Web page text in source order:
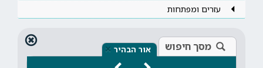
עזרים ומפתחות
מסך חיפוש אור הבהיר ×